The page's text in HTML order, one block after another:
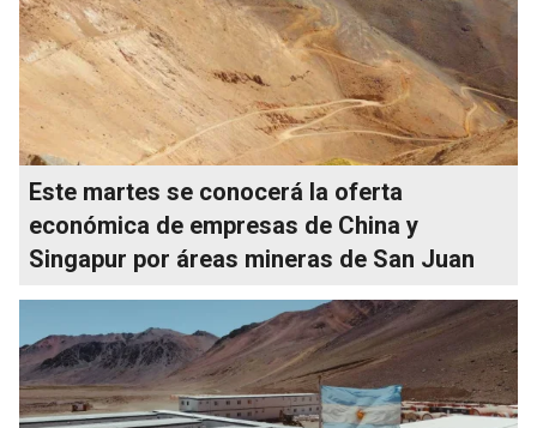
Este martes se conocerá la oferta
económica de empresas de China y
Singapur por áreas mineras de San Juan